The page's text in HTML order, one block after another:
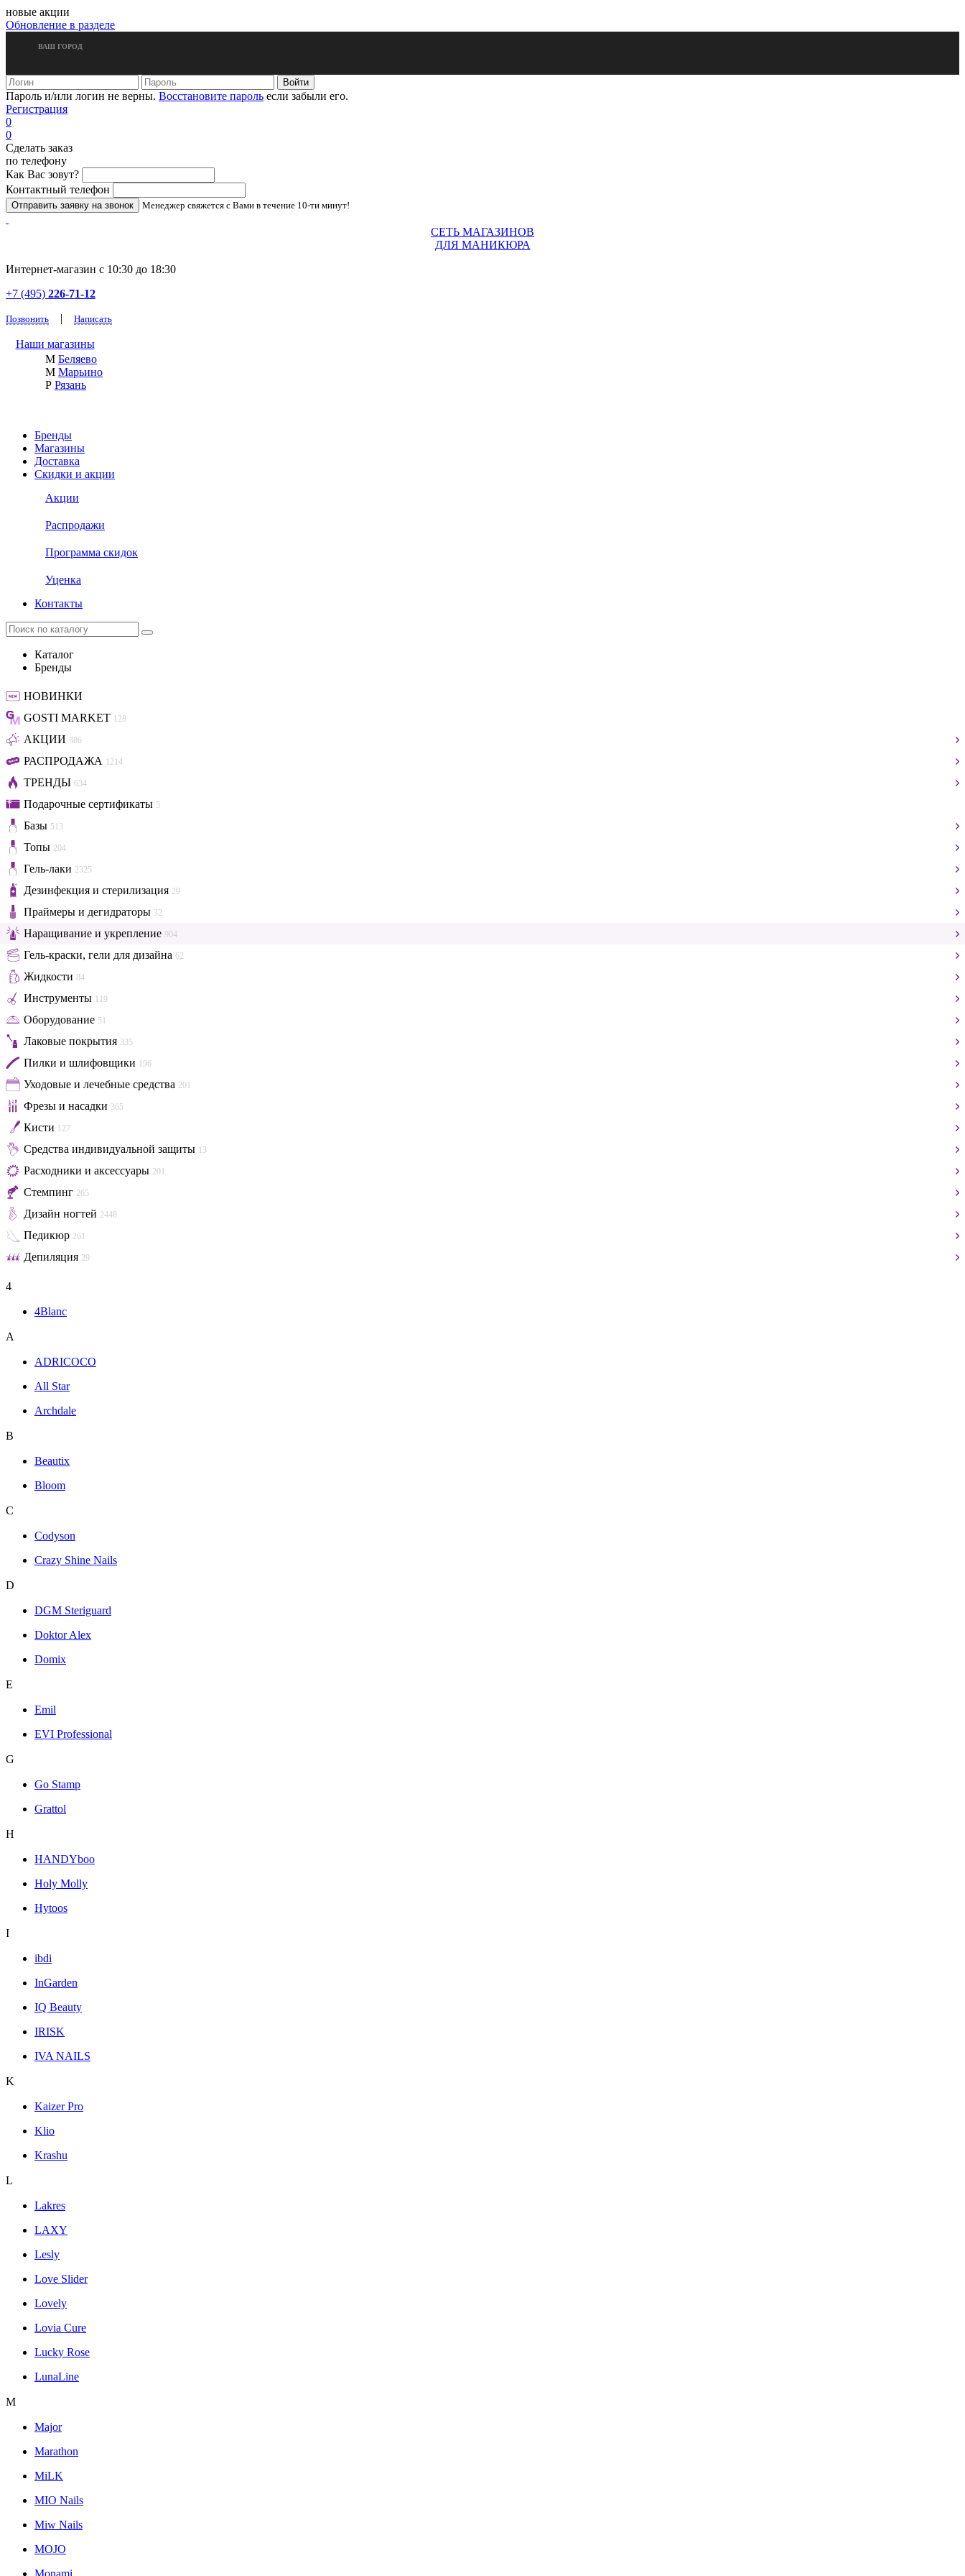
новые акции
Обновление в разделе
ВАШ ГОРОД
Пароль и/или логин не верны. Восстановите пароль если забыли его.
Регистрация
0
0
Сделать заказ
по телефону
Как Вас зовут?
Контактный телефон
Менеджер свяжется с Вами в течение 10-ти минут!
СЕТЬ МАГАЗИНОВ
ДЛЯ МАНИКЮРА
Интернет-магазин с 10:30 до 18:30
+7 (495) 226-71-12
Позвонить | Написать
Наши магазины
М Беляево
М Марьино
Р Рязань
Бренды
Магазины
Доставка
Скидки и акции
Акции
Распродажи
Программа скидок
Уценка
Контакты
Каталог
Бренды
НОВИНКИ
GOSTI MARKET 128
АКЦИИ 386
РАСПРОДАЖА 1214
ТРЕНДЫ 634
Подарочные сертификаты 5
Базы 513
Топы 204
Гель-лаки 2325
Дезинфекция и стерилизация 29
Праймеры и дегидраторы 32
Наращивание и укрепление 904
Гель-краски, гели для дизайна 62
Жидкости 84
Инструменты 119
Оборудование 51
Лаковые покрытия 335
Пилки и шлифовщики 196
Уходовые и лечебные средства 201
Фрезы и насадки 365
Кисти 127
Средства индивидуальной защиты 13
Расходники и аксессуары 201
Стемпинг 265
Дизайн ногтей 2448
Педикюр 261
Депиляция 29
4
4Blanc
A
ADRICOCO
All Star
Archdale
B
Beautix
Bloom
C
Codyson
Crazy Shine Nails
D
DGM Steriguard
Doktor Alex
Domix
E
Emil
EVI Professional
G
Go Stamp
Grattol
H
HANDYboo
Holy Molly
Hytoos
I
ibdi
InGarden
IQ Beauty
IRISK
IVA NAILS
K
Kaizer Pro
Klio
Krashu
L
Lakres
LAXY
Lesly
Love Slider
Lovely
Lovia Cure
Lucky Rose
LunaLine
M
Major
Marathon
MiLK
MIO Nails
Miw Nails
MOJO
Monami